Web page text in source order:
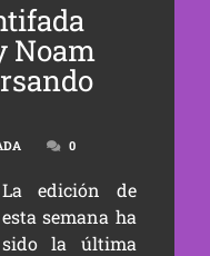
Noam
0
La edición de
esta semana ha
sido la última